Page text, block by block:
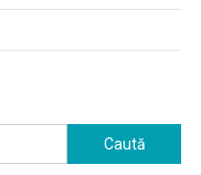
Caută
după: